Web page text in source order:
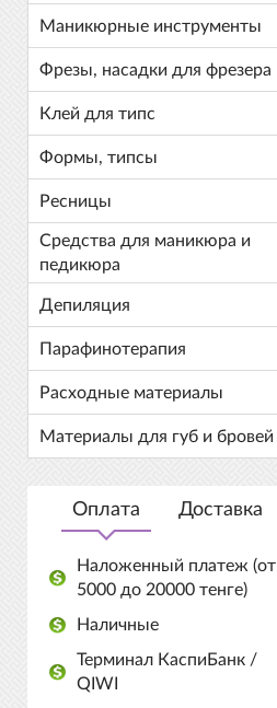
Маникюрные инструменты
Фрезы, насадки для фрезера
Клей для типс
Формы, типсы
Ресницы
Средства для маникюра и
педикюра
Депиляция
Парафинотерапия
Расходные материалы
Материалы для губ и бровей
Оплата Доставка
Наложенный платеж (от
5000 до 20000 тенге)
Наличные
Терминал КаспиБанк /
QIWI